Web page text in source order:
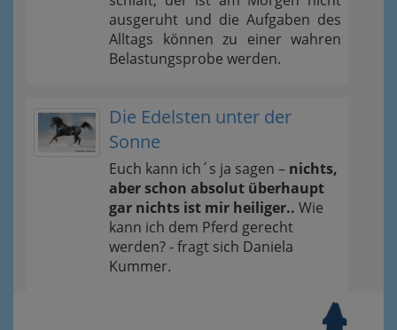
ausgeruht und die Aufgaben des
Alltags können zu einer wahren
Belastungsprobe werden.
Die Edelsten unter der
Sonne
Euch kann ich´s ja sagen – nichts,
aber schon absolut überhaupt
gar nichts ist mir heiliger.. Wie
kann ich dem Pferd gerecht
werden? - fragt sich Daniela
Kummer.